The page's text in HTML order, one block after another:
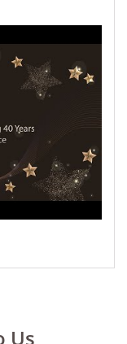
segna un